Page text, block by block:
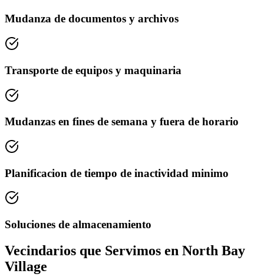
Mudanza de documentos y archivos
Transporte de equipos y maquinaria
Mudanzas en fines de semana y fuera de horario
Planificacion de tiempo de inactividad minimo
Soluciones de almacenamiento
Vecindarios que Servimos en North Bay
Village